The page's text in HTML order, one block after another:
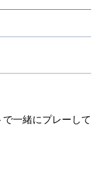
一緒にプレーして